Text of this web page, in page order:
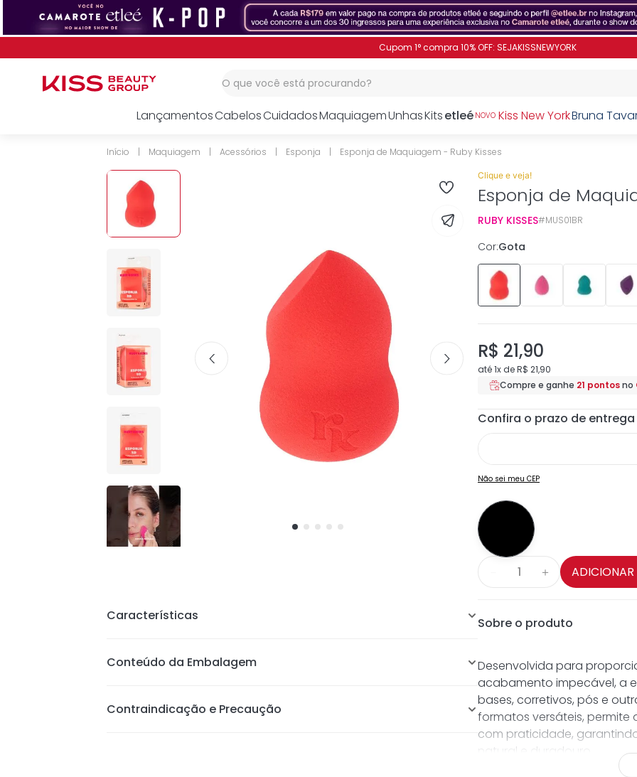
Cupom 1° compra 10% OFF: SEJAKISSNEWYORK
O que você está procurando?
LançamentosCabelosCuidadosMaquiagemUnhasKitsetleé NOVO Kiss New YorkBruna
Maquiagem Acessórios Esponja Esponja de Maquiagem - Ruby Kisses
Características
Textura macia e confortável.
Ideal para produtos líquidos, cremosos e em pó.
Conteúdo da Embalagem
Contraindicação e Precaução
Clique e veja!
Esponja de
RUBY KISSES MUS01BR
Cor:Gota
R$ 21,90
até1x deR$ 21,90
Compre e ganhe 21 pontosno
Não sei meu CEP
＋ ADICIONAR
Sobre o produto
Desenvolvida para
acabamento impecável, a
bases, corretivos, pós e
formatos versáteis,
com praticidade,
natural e duradouro.
Disponível em quatro
corretivo
2º impress
3º body splash